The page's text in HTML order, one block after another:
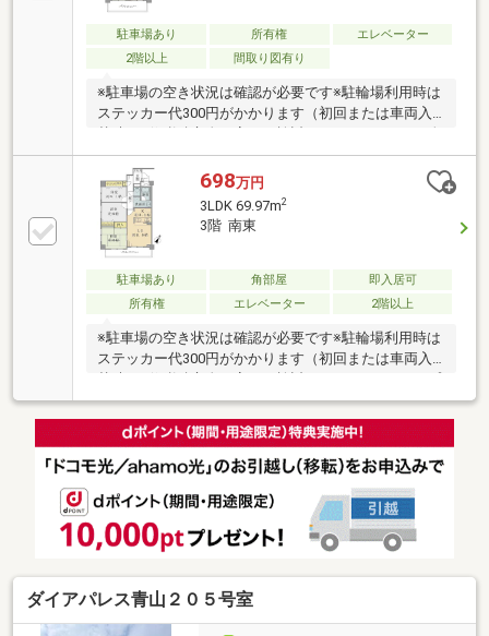
駐車場あり 所有権
エレベーター
2階以上
間取り図有り
※駐車場の空き状況は確認が必要です※駐輪場利用時は
ステッカー代300円がかかります（初回または車両入
暮らし向けの２DKの間取。■回遊できる間取で、使い
方は自由自在。フレキシブルに利用できます。■もし
もの災害時も安心の低層階■西大通りに程近く、飲食
店や各種店舗が付近に揃っています 医療機関も充実
しており、お車を所有していない方も、安心の周辺環
境。■エントランスホールにオートロック完備で防犯
面も安心です■清水フードセンター大学前店 徒歩約2
分■すなやまクリニック 徒歩約2分■新潟大学 徒歩
698万円
3LDK 69.97m2
3階 南東
駐車場あり 角部屋
即入居可
所有権
エレベーター 2階以上
※駐車場の空き状況は確認が必要です※駐輪場利用時は
ステッカー代300円がかかります（初回または車両入
ルからファミリー向け3LDK！■各室に充実の収納スペ
ース完備■西大通りに程近く、飲食店や各種店舗が付
近に揃っています 医療機関も充実しており、お車を
所有していない方も、安心の周辺環境。■エントラン
通小学校 徒歩約12分■坂井輪中学校 徒歩約17分■
清水フードセンター大学前店 徒歩約2分■すなやまク
リニック 徒歩約2分■新潟大学 徒歩約12分
ダイアパレス青山２０５号室